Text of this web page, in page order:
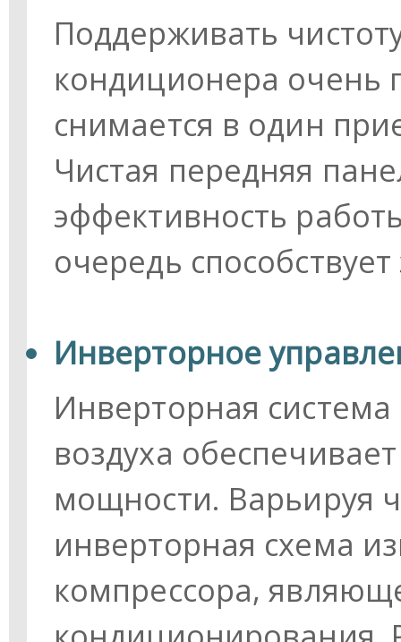
Поддерживать
кондиционера очень
снимается в один
Чистая передняя
эффективность
очередь
Инверторное
Инверторная
воздуха
мощности. Варьируя
инверторная схема
компрессора,